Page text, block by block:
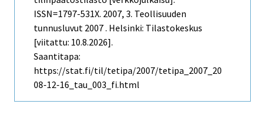
ISSN=1797-531X. 2007, 3. Teollisuuden
tunnusluvut 2007 . Helsinki: Tilastokeskus
[viitattu: 10.8.2026].
Saantitapa:
https://stat.fi/til/tetipa/2007/tetipa_2007_20
08-12-16_tau_003_fi.html